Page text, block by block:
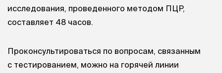
исследования, проведенного методом ПЦР,
составляет 48 часов.
Проконсультироваться по вопросам, связанным
с тестированием, можно на горячей линии